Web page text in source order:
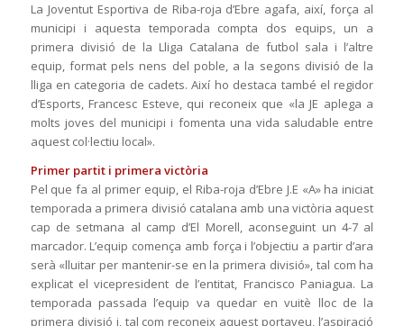
La Joventut Esportiva de Riba-roja d’Ebre agafa, així, força al
municipi i aquesta temporada compta dos equips, un a
primera divisió de la Lliga Catalana de futbol sala i l’altre
equip, format pels nens del poble, a la segons divisió de la
lliga en categoria de cadets. Així ho destaca també el regidor
d’Esports, Francesc Esteve, qui reconeix que «la JE aplega a
molts joves del municipi i fomenta una vida saludable entre
aquest col·lectiu local».
Primer partit i primera victòria
Pel que fa al primer equip, el Riba-roja d’Ebre J.E «A» ha iniciat
temporada a primera divisió catalana amb una victòria aquest
cap de setmana al camp d’El Morell, aconseguint un 4-7 al
marcador. L’equip comença amb força i l’objectiu a partir d’ara
serà «lluitar per mantenir-se en la primera divisió», tal com ha
explicat el vicepresident de l’entitat, Francisco Paniagua. La
temporada passada l’equip va quedar en vuitè lloc de la
primera divisió i, tal com reconeix aquest portaveu, l’aspiració